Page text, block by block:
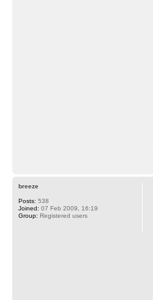
breeze
Posts: 538
Joined: 07 Feb 2009, 16:19
Group: Registered users